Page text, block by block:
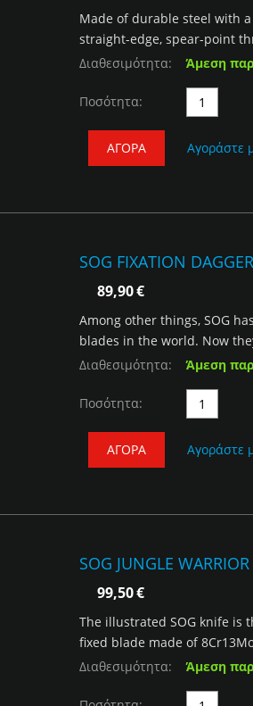
Made of durable steel with
straight-edge, spear-point
Διαθεσιμότητα:
Άμεση
Ποσότητα:
ΑΓΟΡΆ Αγοράστε
SOG FIXATION DAGGER
89,90€
Among other things, SOG
blades in the world. Now
Διαθεσιμότητα:
Άμεση
Ποσότητα:
ΑΓΟΡΆ Αγοράστε
SOG JUNGLE WARRIOR
99,50€
The illustrated SOG knife is
fixed blade made of
Διαθεσιμότητα:
Άμεση